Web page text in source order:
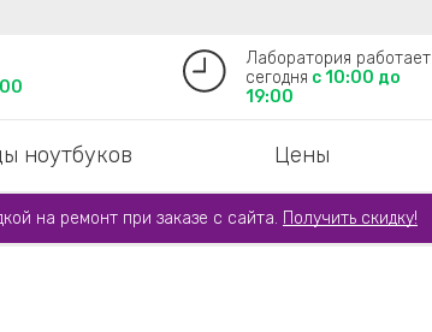
Лаборатория работает
сегодня с 10:00 до
19:00
ноутбуков Цены
на ремонт при заказе с сайта. Получить скидку!